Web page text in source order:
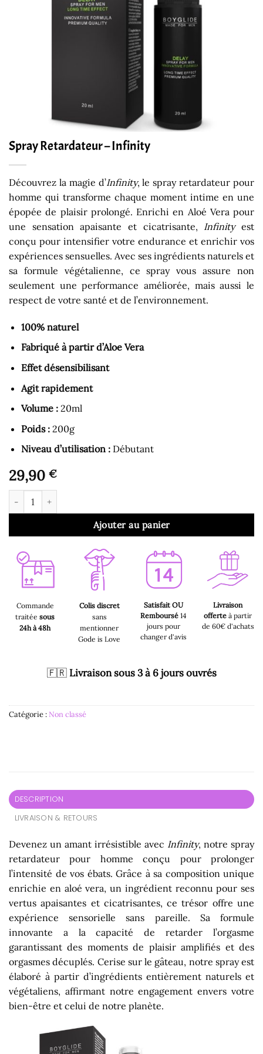
Spray Retardateur – Infinity
Découvrez la magie d’Infinity, le spray retardateur pour
homme qui transforme chaque moment intime en une
épopée de plaisir prolongé. Enrichi en Aloé Vera pour
une sensation apaisante et cicatrisante, Infinityest
conçu pour intensifier votre endurance et enrichir vos
expériences sensuelles. Avec ses ingrédients naturels et
sa formule végétalienne, ce spray vous assure non
seulement une performance améliorée, mais aussi le
respect de votre santé et de l’environnement.
100% naturel
Fabriqué à partir d’Aloe Vera
Effet désensibilisant
Agit rapidement
Volume :20ml
Poids :200g
Niveau d’utilisation :Débutant
29,90 €
quantité de Spray Retardateur - Infinity
Ajouter au panier
Commande
traitée sous
24h à 48h
Colis discret
sans
mentionner
Gode is Love
Satisfait OU
Remboursé14
jours pour
changer d'avis
Livraison
offerte à partir
de 60€ d'achats
🇫🇷 Livraison sous 3 à 6 jours ouvrés
Catégorie : Non classé
DESCRIPTION
LIVRAISON & RETOURS
Devenez un amant irrésistible avec Infinity, notre spray
retardateur pour homme conçu pour prolonger
l’intensité de vos ébats. Grâce à sa composition unique
enrichie en aloé vera, un ingrédient reconnu pour ses
vertus apaisantes et cicatrisantes, ce trésor offre une
expérience sensorielle sans pareille. Sa formule
innovante a la capacité de retarder l’orgasme
garantissant des moments de plaisir amplifiés et des
orgasmes décuplés. Cerise sur le gâteau, notre spray est
élaboré à partir d’ingrédients entièrement naturels et
végétaliens, affirmant notre engagement envers votre
bien-être et celui de notre planète.